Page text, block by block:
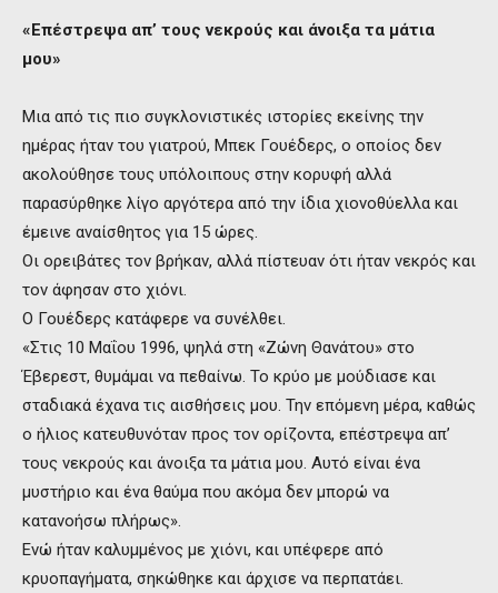
«Επέστρεψα απ’ τους νεκρούς και άνοιξα τα μάτια
μου»
Μια από τις πιο συγκλονιστικές ιστορίες εκείνης την
ημέρας ήταν του γιατρού, Μπεκ Γουέδερς, ο οποίος δεν
ακολούθησε τους υπόλοιπους στην κορυφή αλλά
παρασύρθηκε λίγο αργότερα από την ίδια χιονοθύελλα και
έμεινε αναίσθητος για 15 ώρες.
Οι ορειβάτες τον βρήκαν, αλλά πίστευαν ότι ήταν νεκρός και
τον άφησαν στο χιόνι.
Ο Γουέδερς κατάφερε να συνέλθει.
«Στις 10 Μαΐου 1996, ψηλά στη «Ζώνη Θανάτου» στο
Έβερεστ, θυμάμαι να πεθαίνω. Το κρύο με μούδιασε και
σταδιακά έχανα τις αισθήσεις μου. Την επόμενη μέρα, καθώς
ο ήλιος κατευθυνόταν προς τον ορίζοντα, επέστρεψα απ’
τους νεκρούς και άνοιξα τα μάτια μου. Αυτό είναι ένα
μυστήριο και ένα θαύμα που ακόμα δεν μπορώ να
κατανοήσω πλήρως».
Ενώ ήταν καλυμμένος με χιόνι, και υπέφερε από
κρυοπαγήματα, σηκώθηκε και άρχισε να περπατάει.